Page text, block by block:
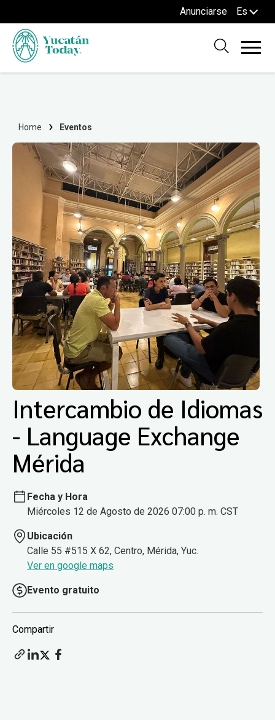
Anunciarse Es
Home Eventos
Intercambio de Idiomas
- Language Exchange
Mérida
Fecha y Hora
Miércoles 12 de Agosto de 2026 07:00 p. m. CST
Ubicación
Calle 55 #515 X 62, Centro, Mérida, Yuc.
Ver en google maps
Evento gratuito
Compartir